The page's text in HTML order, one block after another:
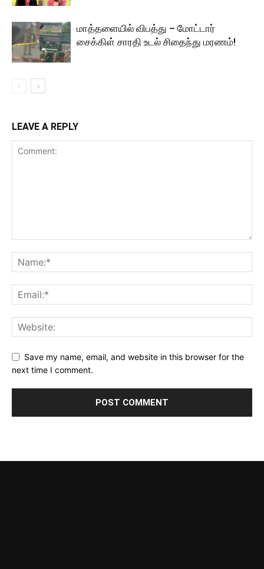
மாத்தளையில் விபத்து – மோட்டார்
சைக்கிள் சாரதி உடல் சிதைந்து மரணம்!
LEAVE A REPLY
Save my name, email, and website in this browser for the
next time I comment.